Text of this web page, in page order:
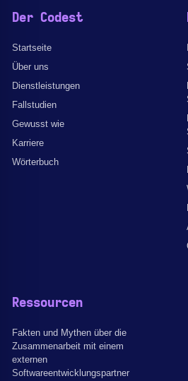
Der Codest
Startseite
Über uns
Dienstleistungen
Fallstudien
Gewusst wie
Karriere
Wörterbuch
Ressourcen
Fakten und Mythen über die
Zusammenarbeit mit einem
externen
Softwareentwicklungspartner